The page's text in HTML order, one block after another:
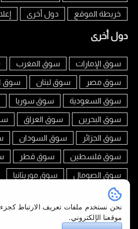
خريطة الموقع دول أخرى
دول أخرى
سوق الإمارات سوق المغرب
سوق مصر سوق لبنان سوق
سوق السعودية سوق سوريا
سوق البحرين سوق العراق
سوق الجزائر سوق السودان
سوق فلسطين سوق قطر
سوق الصومال سوق موريتانيا
تابعنا على
نحن نستخدم ملفات تعريف الارتباط
موقعنا الإلكتروني.